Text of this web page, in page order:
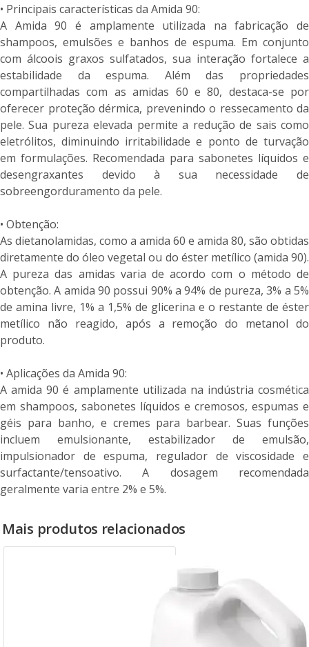
• Principais características da Amida 90:
A Amida 90 é amplamente utilizada na fabricação de
shampoos, emulsões e banhos de espuma. Em conjunto
com álcoois graxos sulfatados, sua interação fortalece a
estabilidade da espuma. Além das propriedades
compartilhadas com as amidas 60 e 80, destaca-se por
oferecer proteção dérmica, prevenindo o ressecamento da
pele. Sua pureza elevada permite a redução de sais como
eletrólitos, diminuindo irritabilidade e ponto de turvação
em formulações. Recomendada para sabonetes líquidos e
desengraxantes devido à sua necessidade de
sobreengorduramento da pele.
• Obtenção:
As dietanolamidas, como a amida 60 e amida 80, são obtidas
diretamente do óleo vegetal ou do éster metílico (amida 90).
A pureza das amidas varia de acordo com o método de
obtenção. A amida 90 possui 90% a 94% de pureza, 3% a 5%
de amina livre, 1% a 1,5% de glicerina e o restante de éster
metílico não reagido, após a remoção do metanol do
produto.
• Aplicações da Amida 90:
A amida 90 é amplamente utilizada na indústria cosmética
em shampoos, sabonetes líquidos e cremosos, espumas e
géis para banho, e cremes para barbear. Suas funções
incluem emulsionante, estabilizador de emulsão,
impulsionador de espuma, regulador de viscosidade e
surfactante/tensoativo. A dosagem recomendada
geralmente varia entre 2% e 5%.
Mais produtos relacionados